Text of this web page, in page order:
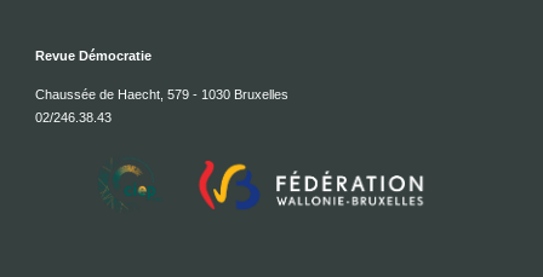
Revue Démocratie
Chaussée de Haecht, 579 - 1030 Bruxelles
02/246.38.43